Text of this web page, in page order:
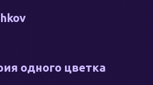
одного цветка